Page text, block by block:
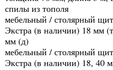
спилы из тополя
мебельный / столярный
Экстра (в наличии) 18 мм
мм (д)
мебельный / столярный
Экстра (в наличии) 18, 40